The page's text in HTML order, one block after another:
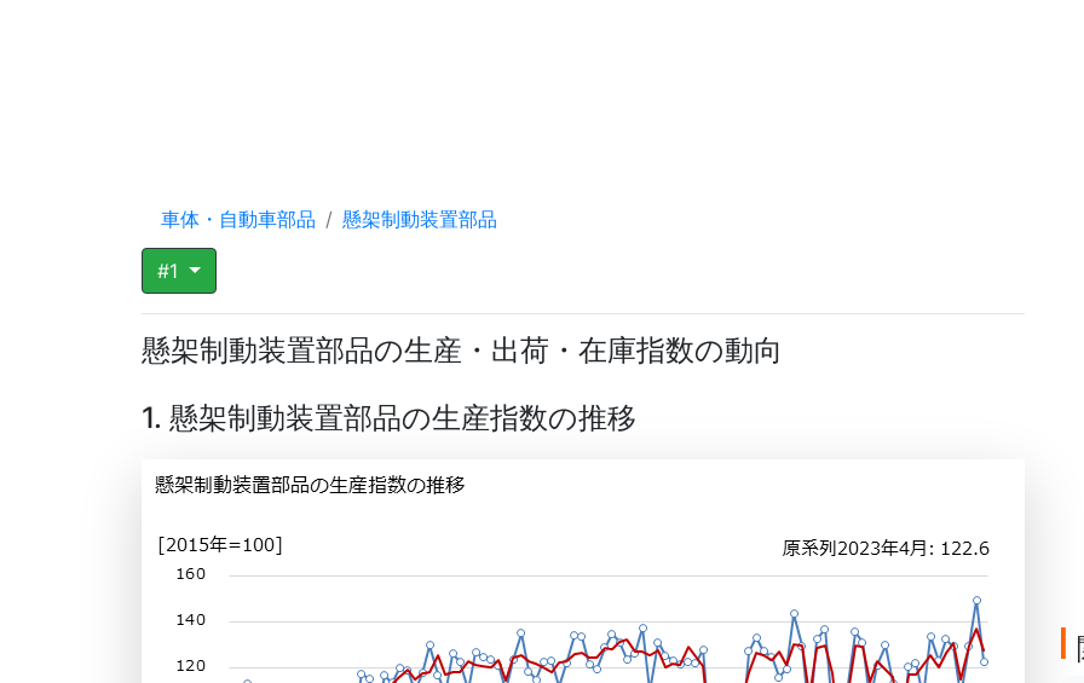
車体・自動車部品 懸架制動装置部品
#1
懸架制動装置部品の生産・出荷・在庫指数の動向
1. 懸架制動装置部品の生産指数の推移